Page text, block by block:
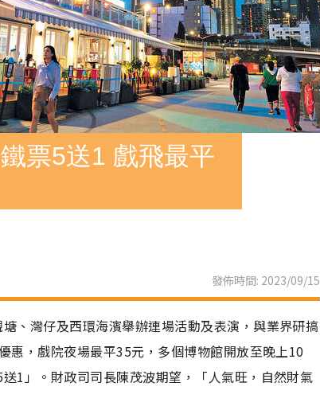
票5送1 戲飛最平
發佈時間: 2023/09/15
、灣仔及西環海濱舉辦連場活動及表演，與業界研搞
惠，戲院夜場最平35元，多個博物館開放至晚上10
1」。財政司司長陳茂波期望，「人氣旺，自然財氣